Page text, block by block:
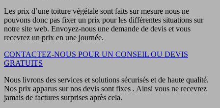
Les prix d’une toiture végétale sont faits sur mesure nous ne
pouvons donc pas fixer un prix pour les différentes situations sur
notre site web. Envoyez-nous une demande de devis et vous
recevrez un prix en une journée.
CONTACTEZ-NOUS POUR UN CONSEIL OU DEVIS
GRATUITS
Nous livrons des services et solutions sécurisés et de haute qualité.
Nos prix apparus sur nos devis sont fixes . Ainsi vous ne recevrez
jamais de factures surprises après cela.